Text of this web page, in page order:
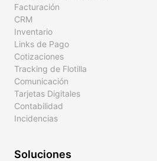
Facturación
CRM
Inventario
Links de Pago
Cotizaciones
Tracking de Flotilla
Comunicación
Tarjetas Digitales
Contabilidad
Incidencias
Soluciones